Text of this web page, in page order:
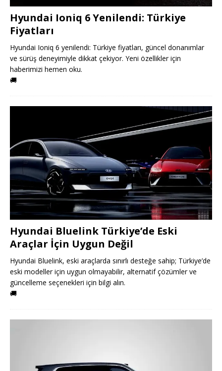
Hyundai Ioniq 6 Yenilendi: Türkiye
Fiyatları
Hyundai Ioniq 6 yenilendi: Türkiye fiyatları, güncel donanımlar
ve sürüş deneyimiyle dikkat çekiyor. Yeni özellikler için
haberimizi hemen oku.
🚚
Hyundai Bluelink Türkiye’de Eski
Araçlar İçin Uygun Değil
Hyundai Bluelink, eski araçlarda sınırlı desteğe sahip; Türkiye’de
eski modeller için uygun olmayabilir, alternatif çözümler ve
güncelleme seçenekleri için bilgi alın.
🚚